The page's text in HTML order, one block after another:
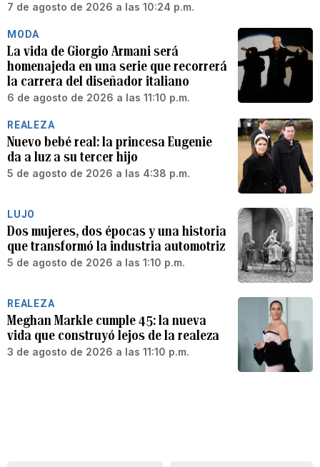
7 de agosto de 2026 a las 10:24 p.m.
MODA
La vida de Giorgio Armani será
homenajeda en una serie que recorrerá
la carrera del diseñador italiano
6 de agosto de 2026 a las 11:10 p.m.
REALEZA
Nuevo bebé real: la princesa Eugenie
da a luz a su tercer hijo
5 de agosto de 2026 a las 4:38 p.m.
LUJO
Dos mujeres, dos épocas y una historia
que transformó la industria automotriz
5 de agosto de 2026 a las 1:10 p.m.
REALEZA
Meghan Markle cumple 45: la nueva
vida que construyó lejos de la realeza
3 de agosto de 2026 a las 11:10 p.m.